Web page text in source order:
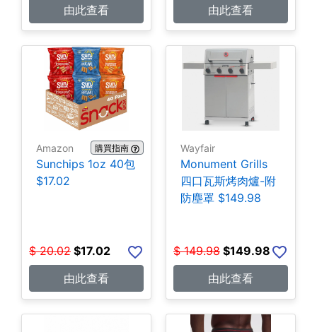
由此查看
由此查看
Amazon 購買指南
Sunchips 1oz 40包
$17.02
$ 20.02 $17.02
由此查看
Wayfair
Monument Grills
四口瓦斯烤肉爐-附
防塵罩 $149.98
$ 149.98 $149.98
由此查看